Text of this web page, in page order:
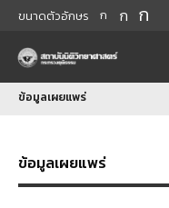
ขนาดตัวอักษร ก ก ก
ข้อมูลเผยแพร่
ข้อมูลเผยแพร่